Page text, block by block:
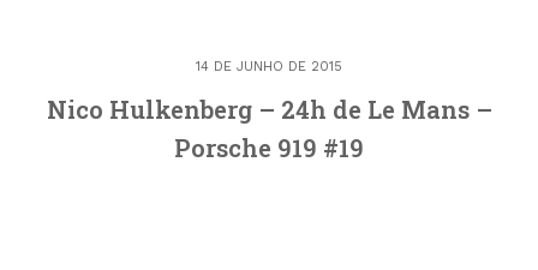
14 DE JUNHO DE 2015
Nico Hulkenberg – 24h de Le Mans –
Porsche 919 #19